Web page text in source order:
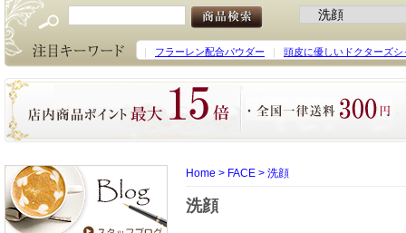
フラーレン配合パウダー 頭皮に優しいドクターズシ
Home > FACE > 洗顔
洗顔